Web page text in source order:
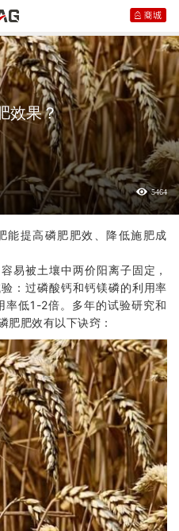
效果？
5464
能提高磷肥肥效、降低施肥成
易被土壤中两价阳离子固定，
：过磷酸钙和钙镁磷的利用率
率低1-2倍。多年的试验研究和
肥肥效有以下诀窍：